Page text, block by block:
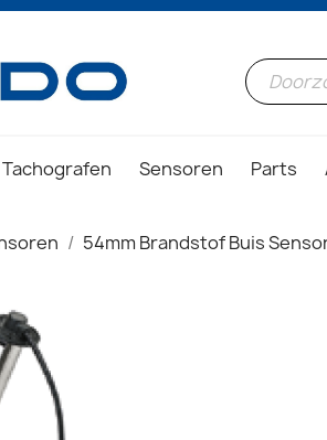
Tachografen Sensoren Parts
54mm Brandstof Buis